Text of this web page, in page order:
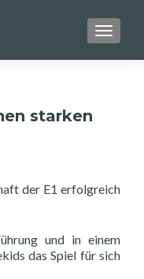
starken
der E1 erfolgreich
und in einem
das Spiel für sich